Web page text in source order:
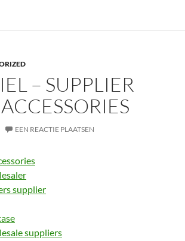
– SUPPLIER
EEN REACTIE PLAATSEN
supplier
suppliers